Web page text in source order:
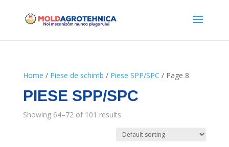
Home / Piese de schimb / Piese SPP/SPC / Page 8
PIESE SPP/SPC
Showing 64–72 of 101 results